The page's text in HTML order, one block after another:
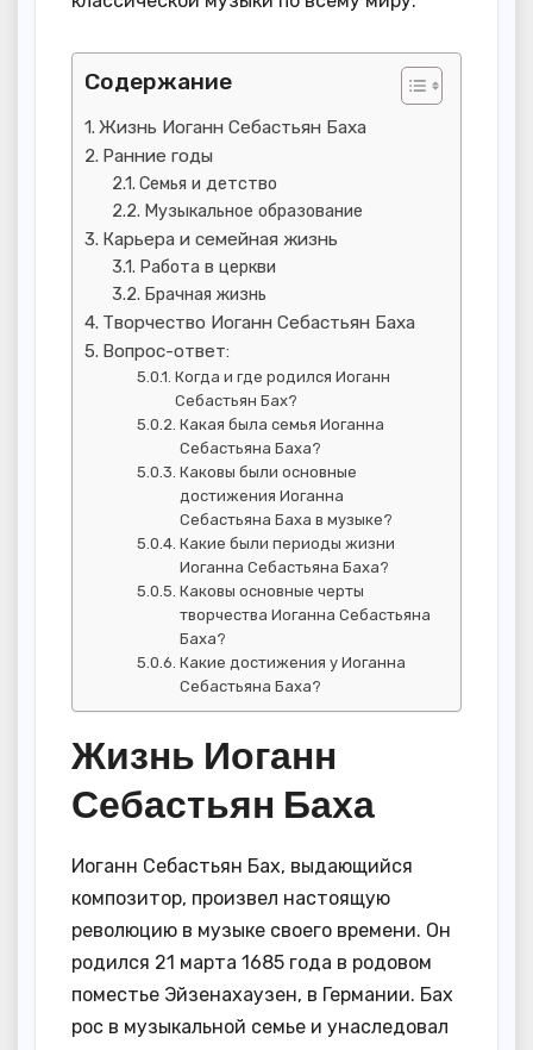
Содержание
Жизнь Иоганн Себастьян Баха
Ранние годы
Семья и детство
Музыкальное образование
Карьера и семейная жизнь
Работа в церкви
Брачная жизнь
Творчество Иоганн Себастьян Баха
Вопрос-ответ:
Когда и где родился Иоганн
Себастьян Бах?
Какая была семья Иоганна
Себастьяна Баха?
Каковы были основные
достижения Иоганна
Себастьяна Баха в музыке?
Какие были периоды жизни
Иоганна Себастьяна Баха?
Каковы основные черты
творчества Иоганна Себастьяна
Баха?
Какие достижения у Иоганна
Себастьяна Баха?
Жизнь Иоганн
Себастьян Баха
Иоганн Себастьян Бах, выдающийся
композитор, произвел настоящую
революцию в музыке своего времени. Он
родился 21 марта 1685 года в родовом
поместье Эйзенахаузен, в Германии. Бах
рос в музыкальной семье и унаследовал